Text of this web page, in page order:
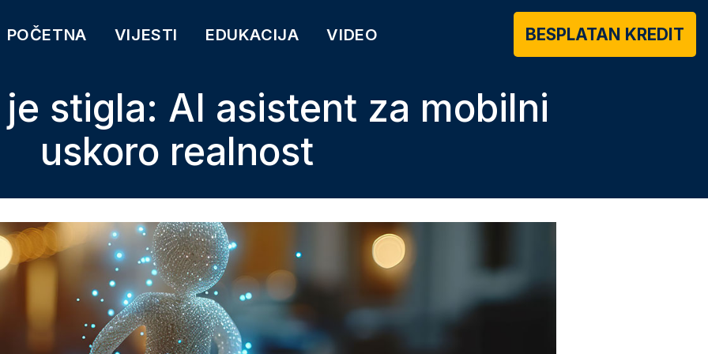
POČETNA VIJESTI EDUKACIJA VIDEO BESPLATAN KREDIT
stigla: AI asistent za mobilni
uskoro realnost